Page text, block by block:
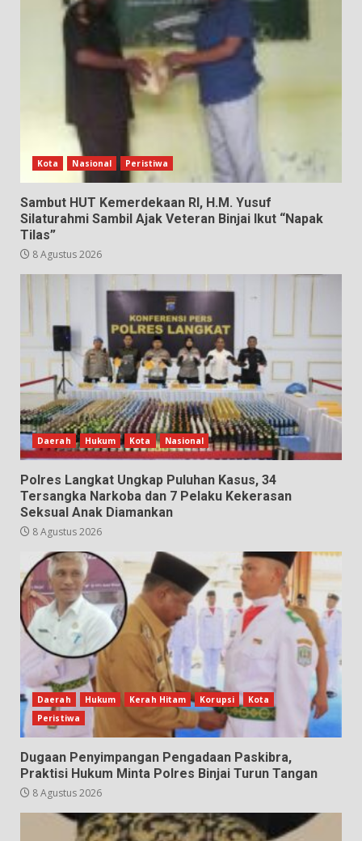
Kota Nasional Peristiwa
Sambut HUT Kemerdekaan RI, H.M. Yusuf
Silaturahmi Sambil Ajak Veteran Binjai Ikut “Napak
Tilas”
8 Agustus 2026
Daerah Hukum Kota Nasional
Polres Langkat Ungkap Puluhan Kasus, 34
Tersangka Narkoba dan 7 Pelaku Kekerasan
Seksual Anak Diamankan
8 Agustus 2026
Daerah Hukum Kerah Hitam Korupsi
Kota
Peristiwa
Dugaan Penyimpangan Pengadaan Paskibra,
Praktisi Hukum Minta Polres Binjai Turun Tangan
8 Agustus 2026